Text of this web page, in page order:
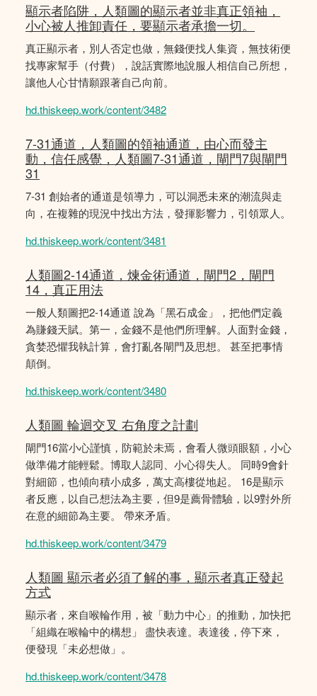
顯示者陷阱，人類圖的顯示者並非真正領袖，
小心被人推卸責任，要顯示者承擔一切。
真正顯示者，別人否定也做，無錢便找人集資，無技術便
找專家幫手（付費），說話實際地說服人相信自己所想，
讓他人心甘情願跟著自己向前。
hd.thiskeep.work/content/3482
7-31通道，人類圖的領袖通道，由心而發主
動，信任感覺，人類圖7-31通道，閘門7與閘門
31
7-31 創始者的通道是領導力，可以洞悉未來的潮流與走
向，在複雜的現況中找出方法，發揮影響力，引領眾人。
hd.thiskeep.work/content/3481
人類圖2-14通道，煉金術通道，閘門2，閘門
14，真正用法
一般人類圖把2-14通道 說為「黑石成金」，把他們定義
為賺錢天賦。第一，金錢不是他們所理解。人面對金錢，
貪婪恐懼我執計算，會打亂各閘門及思想。 甚至把事情
顛倒。
hd.thiskeep.work/content/3480
人類圖 輪迴交叉 右角度之計劃
閘門16當小心謹慎，防範於未焉，會看人微頭眼額，小心
做準備才能輕鬆。博取人認同、小心得失人。 同時9會針
對細節，也傾向積小成多，萬丈高樓從地起。 16是顯示
者反應，以自己想法為主要，但9是薦骨體驗，以9對外所
在意的細節為主要。 帶來矛盾。
hd.thiskeep.work/content/3479
人類圖 顯示者必須了解的事，顯示者真正發起
方式
顯示者，來自喉輪作用，被「動力中心」的推動，加快把
「組織在喉輪中的構想」 盡快表達。表達後，停下來，
便發現「未必想做」。
hd.thiskeep.work/content/3478